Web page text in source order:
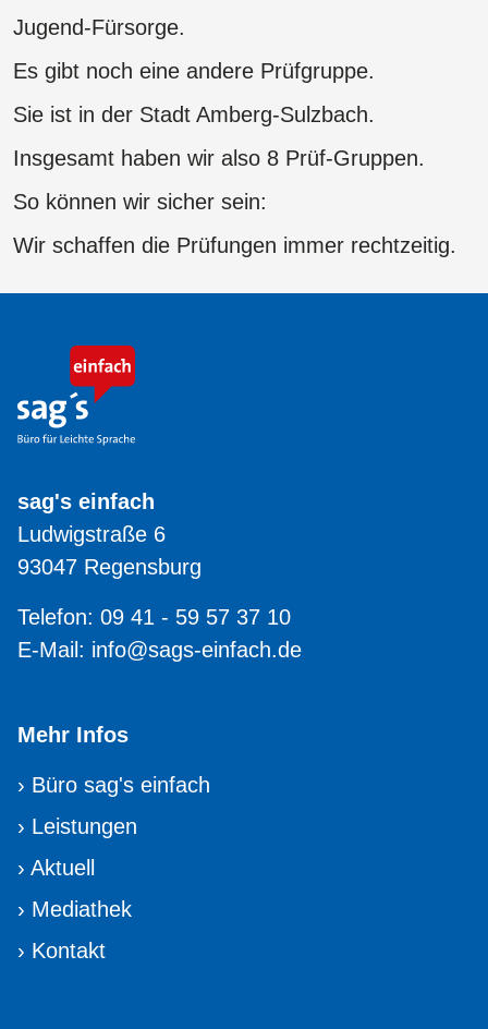
Jugend-Fürsorge.
Es gibt noch eine andere Prüfgruppe.
Sie ist in der Stadt Amberg-Sulzbach.
Insgesamt haben wir also 8 Prüf-Gruppen.
So können wir sicher sein:
Wir schaffen die Prüfungen immer rechtzeitig.
sag's einfach
Ludwigstraße 6
93047 Regensburg
Telefon: 09 41 - 59 57 37 10
E-Mail: info@sags-einfach.de
Mehr Infos
› Büro sag's einfach
› Leistungen
› Aktuell
› Mediathek
› Kontakt